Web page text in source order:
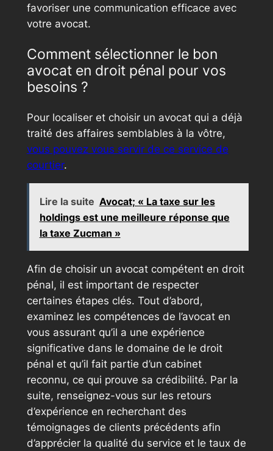
favoriser une communication efficace avec
votre avocat.
Comment sélectionner le bon
avocat en droit pénal pour vos
besoins ?
Pour localiser et choisir un avocat qui a déjà
traité des affaires semblables à la vôtre,
vous pouvez vous servir de ce service de
courtier.
Lire la suite Avocat; « La taxe sur les
holdings est une meilleure réponse que
la taxe Zucman »
Afin de choisir un avocat compétent en droit
pénal, il est important de respecter
certaines étapes clés. Tout d’abord,
examinez les compétences de l’avocat en
vous assurant qu’il a une expérience
significative dans le domaine de le droit
pénal et qu’il fait partie d’un cabinet
reconnu, ce qui prouve sa crédibilité. Par la
suite, renseignez-vous sur les retours
d’expérience en recherchant des
témoignages de clients précédents afin
d’apprécier la qualité du service et le taux de